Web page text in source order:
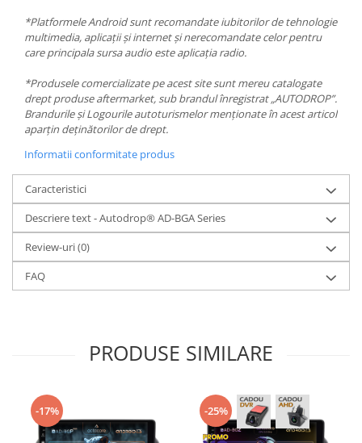
*Platformele Android sunt recomandate iubitorilor de tehnologie
multimedia, aplicații și internet și nerecomandate celor pentru
care principala sursa audio este aplicația radio.
*Produsele comercializate pe acest site sunt mereu catalogate
drept produse aftermarket, sub brandul înregistrat „AUTODROP”.
Brandurile și Logourile autoturismelor menționate în acest articol
aparțin deținătorilor de drept.
Informatii conformitate produs
Caracteristici
Descriere text - Autodrop® AD-BGA Series
Review-uri(0)
FAQ
PRODUSE SIMILARE
-17% -25%